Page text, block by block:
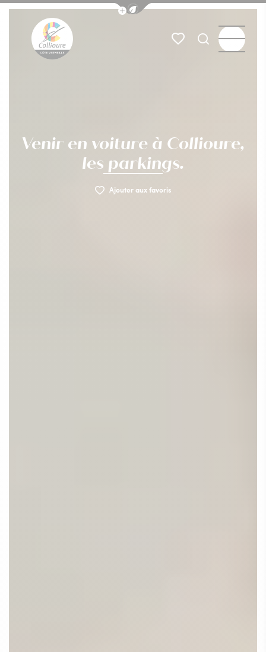
Afficher la barre de navigation du
Mes favoris
Je
Menu
Venir en voiture à Collioure,
les parkings.
Ajouter aux favoris
Stationnements PMR